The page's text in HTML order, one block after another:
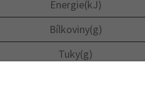
Energie(kJ)
Bílkoviny(g)
Tuky(g)